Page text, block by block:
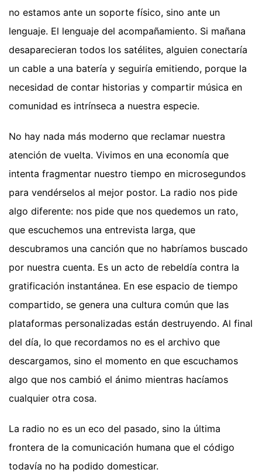
no estamos ante un soporte físico, sino ante un
lenguaje. El lenguaje del acompañamiento. Si mañana
desaparecieran todos los satélites, alguien conectaría
un cable a una batería y seguiría emitiendo, porque la
necesidad de contar historias y compartir música en
comunidad es intrínseca a nuestra especie.
No hay nada más moderno que reclamar nuestra
atención de vuelta. Vivimos en una economía que
intenta fragmentar nuestro tiempo en microsegundos
para vendérselos al mejor postor. La radio nos pide
algo diferente: nos pide que nos quedemos un rato,
que escuchemos una entrevista larga, que
descubramos una canción que no habríamos buscado
por nuestra cuenta. Es un acto de rebeldía contra la
gratificación instantánea. En ese espacio de tiempo
compartido, se genera una cultura común que las
plataformas personalizadas están destruyendo. Al final
del día, lo que recordamos no es el archivo que
descargamos, sino el momento en que escuchamos
algo que nos cambió el ánimo mientras hacíamos
cualquier otra cosa.
La radio no es un eco del pasado, sino la última
frontera de la comunicación humana que el código
todavía no ha podido domesticar.